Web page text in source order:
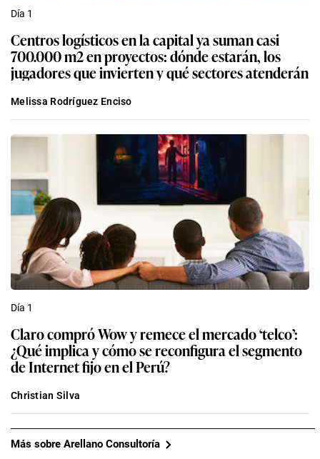
Día 1
Centros logísticos en la capital ya suman casi
700.000 m2 en proyectos: dónde estarán, los
jugadores que invierten y qué sectores atenderán
Melissa Rodríguez Enciso
Día 1
Claro compró Wow y remece el mercado ‘telco’:
¿Qué implica y cómo se reconfigura el segmento
de Internet fijo en el Perú?
Christian Silva
Más sobre Arellano Consultoría